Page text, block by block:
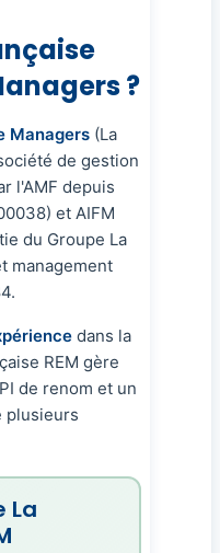
?
Managers (La
de gestion
l'AMF depuis
et AIFM
du Groupe La
management
dans la
REM gère
de renom et un
plusieurs
La